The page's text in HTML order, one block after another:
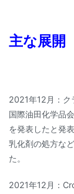
主な展開
2021年12月：ク
国際油田化学品
を発表したと発
乳化剤の処方な
た。
2021年12月：